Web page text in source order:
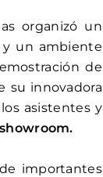
organizó un
y un ambiente
de
su innovadora
asistentes y
importantes